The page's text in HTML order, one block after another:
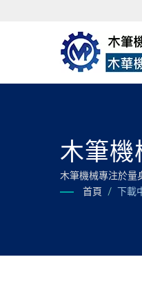
木筆機
木筆機械專注於量
首頁 / 下載